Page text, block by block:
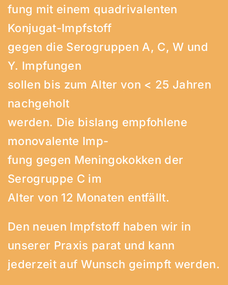
fung mit einem quadrivalenten
Konjugat-Impfstoff
gegen die Serogruppen A, C, W und
Y. Impfungen
sollen bis zum Alter von < 25 Jahren
nachgeholt
werden. Die bislang empfohlene
monovalente Imp-
fung gegen Meningokokken der
Serogruppe C im
Alter von 12 Monaten entfällt.
Den neuen Impfstoff haben wir in
unserer Praxis parat und kann
jederzeit auf Wunsch geimpft werden.